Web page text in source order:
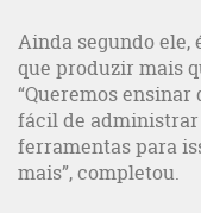
Ainda segundo
que produzir mais
“Queremos
fácil de
ferramentas para
mais”, completou.